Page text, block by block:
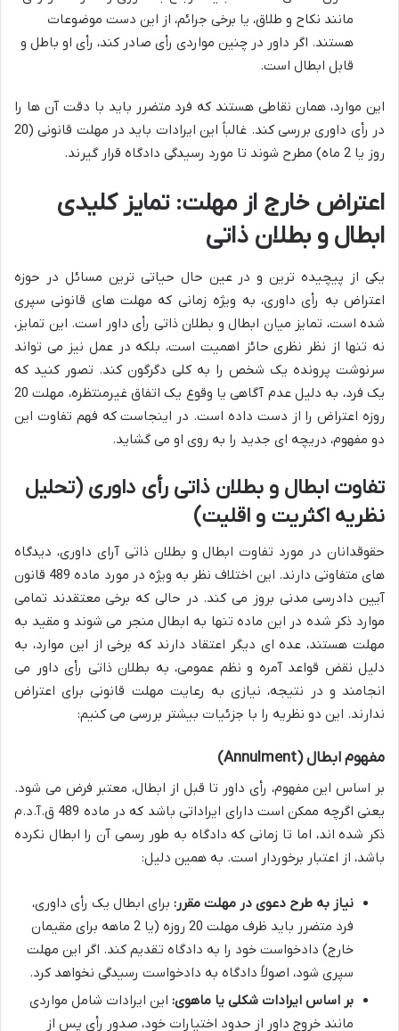
مانند نکاح و طلاق، یا برخی جرائم، از این دست موضوعات
هستند. اگر داور در چنین مواردی رأی صادر کند، رأی او باطل و
قابل ابطال است.
این موارد، همان نقاطی هستند که فرد متضرر باید با دقت آن ها را
در رأی داوری بررسی کند. غالباً این ایرادات باید در مهلت قانونی (20
روز یا 2 ماه) مطرح شوند تا مورد رسیدگی دادگاه قرار گیرند.
اعتراض خارج از مهلت: تمایز کلیدی
ابطال و بطلان ذاتی
یکی از پیچیده ترین و در عین حال حیاتی ترین مسائل در حوزه
اعتراض به رأی داوری، به ویژه زمانی که مهلت های قانونی سپری
شده است، تمایز میان ابطال و بطلان ذاتی رأی داور است. این تمایز،
نه تنها از نظر نظری حائز اهمیت است، بلکه در عمل نیز می تواند
سرنوشت پرونده یک شخص را به کلی دگرگون کند. تصور کنید که
یک فرد، به دلیل عدم آگاهی یا وقوع یک اتفاق غیرمنتظره، مهلت 20
روزه اعتراض را از دست داده است. در اینجاست که فهم تفاوت این
دو مفهوم، دریچه ای جدید را به روی او می گشاید.
تفاوت ابطال و بطلان ذاتی رأی داوری (تحلیل
نظریه اکثریت و اقلیت)
حقوقدانان در مورد تفاوت ابطال و بطلان ذاتی آرای داوری، دیدگاه
های متفاوتی دارند. این اختلاف نظر به ویژه در مورد ماده 489 قانون
آیین دادرسی مدنی بروز می کند. در حالی که برخی معتقدند تمامی
موارد ذکر شده در این ماده تنها به ابطال منجر می شوند و مقید به
مهلت هستند، عده ای دیگر اعتقاد دارند که برخی از این موارد، به
دلیل نقض قواعد آمره و نظم عمومی، به بطلان ذاتی رأی داور می
انجامند و در نتیجه، نیازی به رعایت مهلت قانونی برای اعتراض
ندارند. این دو نظریه را با جزئیات بیشتر بررسی می کنیم:
مفهوم ابطال (Annulment)
بر اساس این مفهوم، رأی داور تا قبل از ابطال، معتبر فرض می شود.
یعنی اگرچه ممکن است دارای ایراداتی باشد که در ماده 489 ق.آ.د.م
ذکر شده اند، اما تا زمانی که دادگاه به طور رسمی آن را ابطال نکرده
باشد، از اعتبار برخوردار است. به همین دلیل:
نیاز به طرح دعوی در مهلت مقرر: برای ابطال یک رأی داوری،
فرد متضرر باید ظرف مهلت 20 روزه (یا 2 ماهه برای مقیمان
خارج) دادخواست خود را به دادگاه تقدیم کند. اگر این مهلت
سپری شود، اصولاً دادگاه به دادخواست رسیدگی نخواهد کرد.
بر اساس ایرادات شکلی یا ماهوی: این ایرادات شامل مواردی
مانند خروج داور از حدود اختیارات خود، صدور رأی پس از